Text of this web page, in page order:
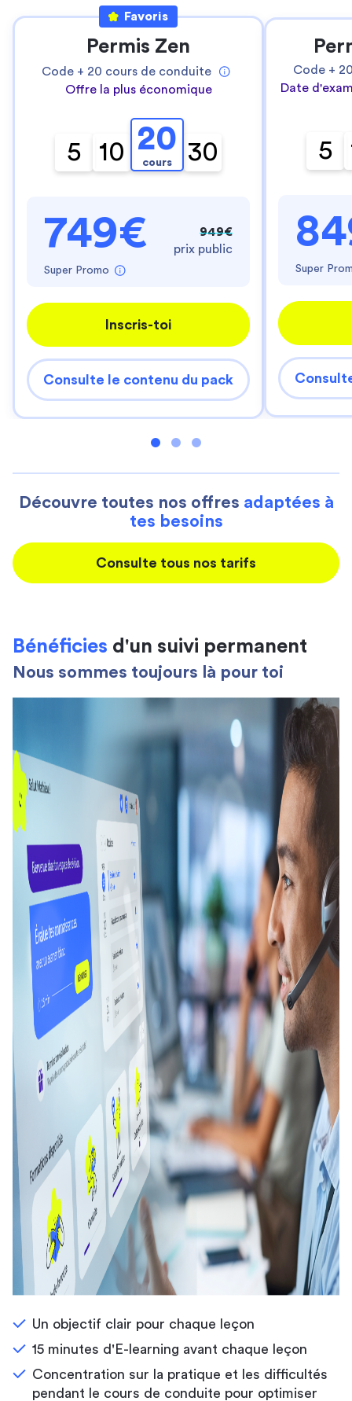
Favoris
Permis Zen
Code + 20 cours de conduite
Offre la plus économique
5 10 20
cours 30
749€
Super Promo
949€
prix public
Inscris-toi
Consulte le contenu du pack
Code +
Date
5
Super
Découvre toutes nos offres adaptées à
tes besoins
Consulte tous nos tarifs
Bénéficies d'un suivi permanent
Nous sommes toujours là pour toi
Un objectif clair pour chaque leçon
15 minutes d'E-learning avant chaque leçon
Concentration sur la pratique et les difficultés
pendant le cours de conduite pour optimiser